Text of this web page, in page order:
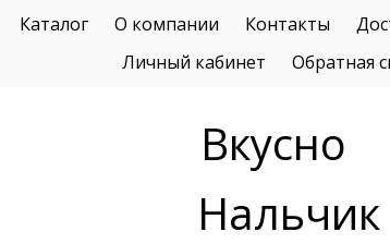
Каталог О компании Контакты
Личный кабинет
Обратная
Вкусно
Нальчик